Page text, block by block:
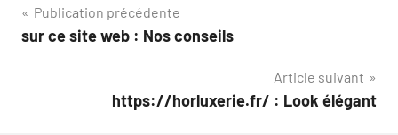
Navigation
de
Publication précédente
sur ce site web : Nos conseils
Article suivant
https://horluxerie.fr/ : Look élégant